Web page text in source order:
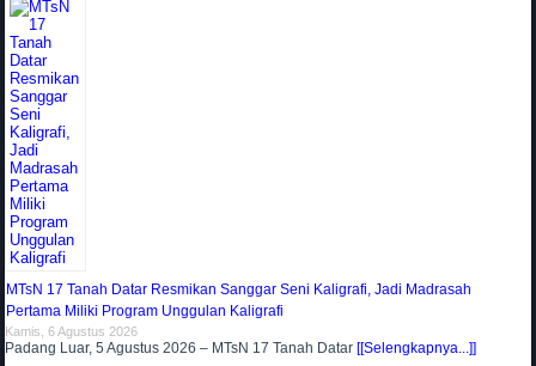
MTsN 17 Tanah Datar Resmikan Sanggar Seni Kaligrafi, Jadi Madrasah
Pertama Miliki Program Unggulan Kaligrafi
Kamis, 6 Agustus 2026
Padang Luar, 5 Agustus 2026 – MTsN 17 Tanah Datar[[Selengkapnya...]]